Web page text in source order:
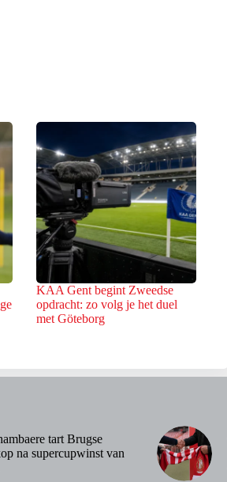
KAA Gent begint Zweedse
opdracht: zo volg je het duel
met Göteborg
tart Brugse
na supercupwinst van